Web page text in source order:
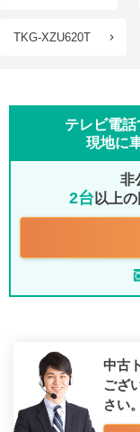
TKG-XZU620T
テレビ電話
現地に
非
2台 以上
中古
ござ
さい。